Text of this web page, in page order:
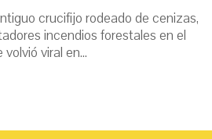
crucifijo rodeado de cenizas,
incendios forestales en el
viral en...